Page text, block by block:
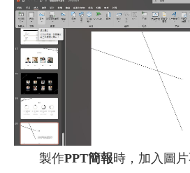
製作PPT簡報時，加入圖